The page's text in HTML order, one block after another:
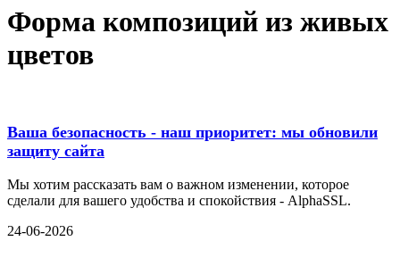
Форма композиций из живых
цветов
Ваша безопасность - наш приоритет: мы обновили
защиту сайта
Мы хотим рассказать вам о важном изменении, которое
сделали для вашего удобства и спокойствия - AlphaSSL.
24-06-2026